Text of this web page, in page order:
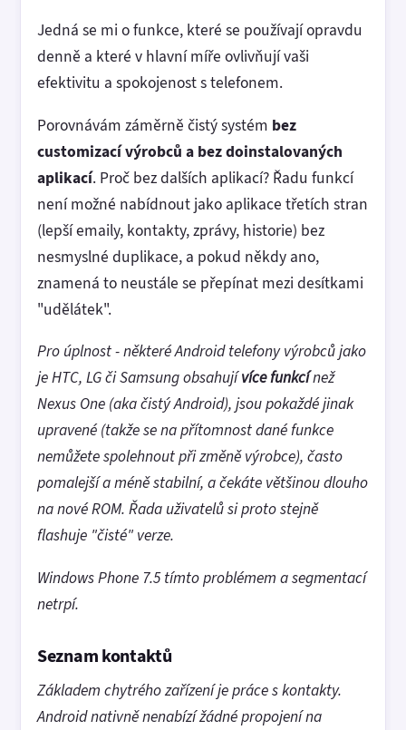
Jedná se mi o funkce, které se používají opravdu
denně a které v hlavní míře ovlivňují vaši
efektivitu a spokojenost s telefonem.
Porovnávám záměrně čistý systém bez
customizací výrobců a bez doinstalovaných
aplikací. Proč bez dalších aplikací? Řadu funkcí
není možné nabídnout jako aplikace třetích stran
(lepší emaily, kontakty, zprávy, historie) bez
nesmyslné duplikace, a pokud někdy ano,
znamená to neustále se přepínat mezi desítkami
"udělátek".
Pro úplnost - některé Android telefony výrobců jako
je HTC, LG či Samsung obsahujívíce funkcínež
Nexus One (aka čistý Android), jsou pokaždé jinak
upravené (takže se na přítomnost dané funkce
nemůžete spolehnout při změně výrobce), často
pomalejší a méně stabilní, a čekáte většinou dlouho
na nové ROM. Řada uživatelů si proto stejně
flashuje "čisté" verze.
Windows Phone 7.5 tímto problémem a segmentací
netrpí.
Seznam kontaktů
Základem chytrého zařízení je práce s kontakty.
Android nativně nenabízí žádné propojení na